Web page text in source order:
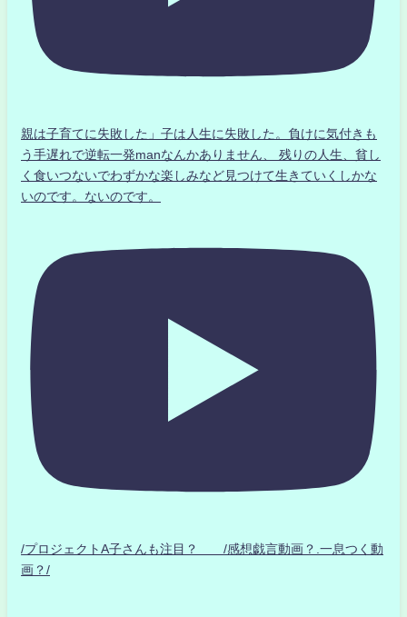
親は子育てに失敗した」子は人生に失敗した。負けに気付きも
う手遅れで逆転一発manなんかありません、 残りの人生、貧し
く食いつないでわずかな楽しみなど見つけて生きていくしかな
いのです。ないのです。
/プロジェクトA子さんも注目？ /感想戯言動画？.一息つく動
画？/